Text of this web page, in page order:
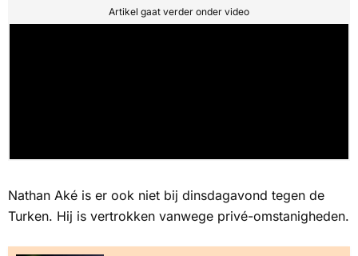
Artikel gaat verder onder video
Nathan Aké is er ook niet bij dinsdagavond tegen de
Turken. Hij is vertrokken vanwege privé-omstanigheden.